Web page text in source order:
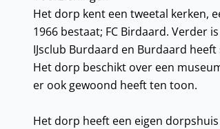
Het dorp kent een tweetal kerken,
1966 bestaat; FC Birdaard. Verder
IJsclub Burdaard en Burdaard
Het dorp beschikt over een
er ook gewoond heeft ten toon.
Het dorp heeft een eigen